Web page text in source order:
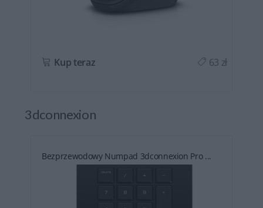
Kup teraz 63 zł
3dconnexion
Bezprzewodowy Numpad 3dconnexion Pro ...